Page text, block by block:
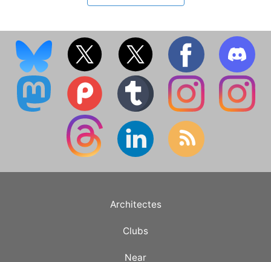
Architectes
Clubs
Near